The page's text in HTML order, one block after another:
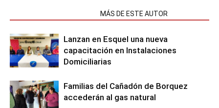
MÁS DE ESTE AUTOR
Lanzan en Esquel una nueva
capacitación en Instalaciones
Domiciliarias
Familias del Cañadón de Borquez
accederán al gas natural